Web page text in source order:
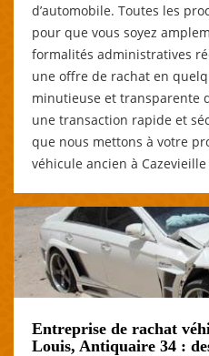
d’automobile. Toutes les
pour que vous soyez
formalités administratives
une offre de rachat en
minutieuse et transparente
une transaction rapide et
que nous mettons à votre
véhicule ancien à
Entreprise de rachat
Louis, Antiquaire 34 :